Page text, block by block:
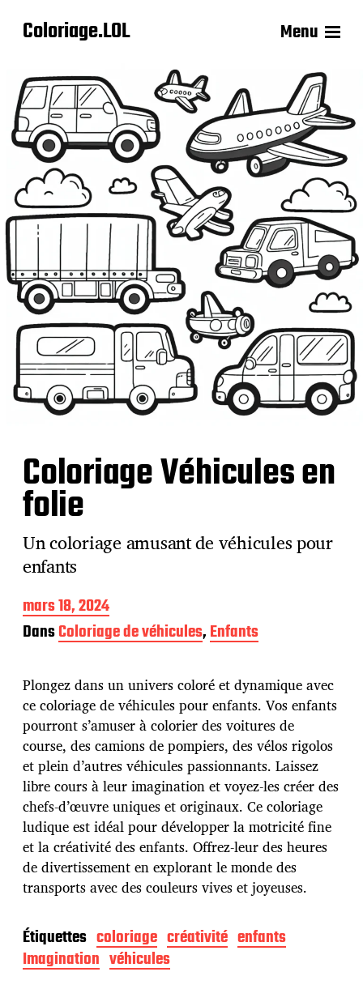
Coloriage.LOL Menu
Coloriage Véhicules en
folie
Un coloriage amusant de véhicules pour
enfants
D
a
t
e
p
u
b
l
i
c
a
t
i
o
n
mars 18, 2024
DansColoriage de véhicules,Enfants
Plongez dans un univers coloré et dynamique avec
ce coloriage de véhicules pour enfants. Vos enfants
pourront s’amuser à colorier des voitures de
course, des camions de pompiers, des vélos rigolos
et plein d’autres véhicules passionnants. Laissez
libre cours à leur imagination et voyez-les créer des
chefs-d’œuvre uniques et originaux. Ce coloriage
ludique est idéal pour développer la motricité fine
et la créativité des enfants. Offrez-leur des heures
de divertissement en explorant le monde des
transports avec des couleurs vives et joyeuses.
Étiquettes coloriage créativité enfants
Imagination véhicules